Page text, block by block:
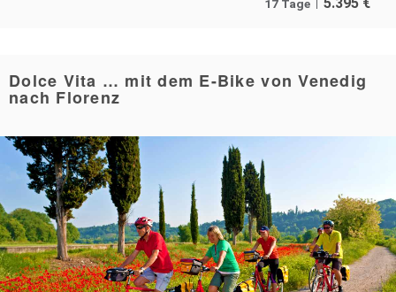
17 Tage
Dolce Vita … mit dem E-Bike von Venedig
nach Florenz